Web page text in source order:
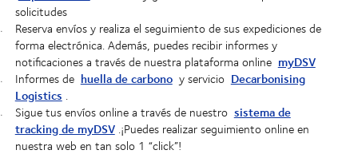
solicitudes
Reserva envíos y realiza el seguimiento de sus expediciones de
forma electrónica. Además, puedes recibir informes y
notificaciones a través de nuestra plataforma online myDSV
Informes de huella de carbono y servicio Decarbonising
Logistics .
Sigue tus envíos online a través de nuestro sistema de
tracking de myDSV .¡Puedes realizar seguimiento online en
nuestra web en tan solo 1 “click”!